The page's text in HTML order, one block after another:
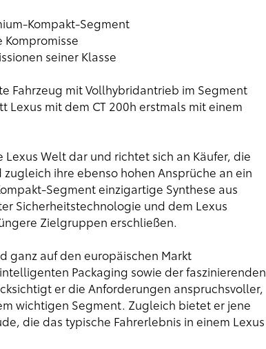
Kompakt-Segment
seiner Klasse
Fahrzeug mit Vollhybridantrieb im Segment
mit dem CT 200h erstmals mit einem
Welt dar und richtet sich an Käufer, die
ihre ebenso hohen Ansprüche an ein
Segment einzigartige Synthese aus
Sicherheitstechnologie und dem Lexus
Zielgruppen erschließen.
ganz auf den europäischen Markt
Packaging sowie der faszinierenden
er die Anforderungen anspruchsvoller,
wichtigen Segment. Zugleich bietet er jene
die das typische Fahrerlebnis in einem Lexus